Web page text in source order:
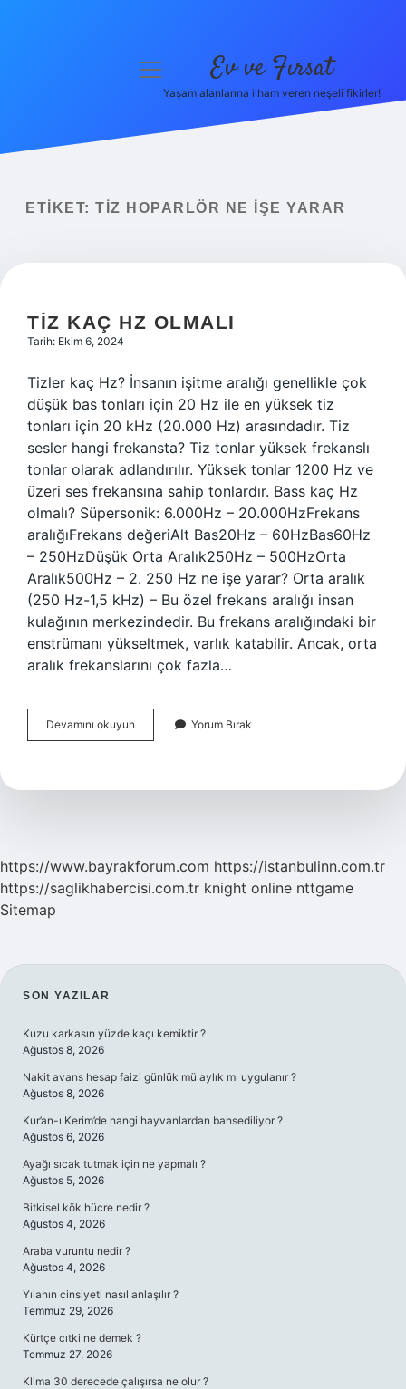
Yasal Uyarı
menüyü
Ev ve Fırsat
Yaşam alanlarına ilham veren neşeli fikirler!
ETIKET: TIZ HOPARLÖR NE IŞE YARAR
TIZ KAÇ HZ OLMALI
Tarih: Ekim 6, 2024
Tizler kaç Hz? İnsanın işitme aralığı genellikle çok
düşük bas tonları için 20 Hz ile en yüksek tiz
tonları için 20 kHz (20.000 Hz) arasındadır. Tiz
sesler hangi frekansta? Tiz tonlar yüksek frekanslı
tonlar olarak adlandırılır. Yüksek tonlar 1200 Hz ve
üzeri ses frekansına sahip tonlardır. Bass kaç Hz
olmalı? Süpersonik: 6.000Hz – 20.000HzFrekans
aralığıFrekans değeriAlt Bas20Hz – 60HzBas60Hz
– 250HzDüşük Orta Aralık250Hz – 500HzOrta
Aralık500Hz – 2. 250 Hz ne işe yarar? Orta aralık
(250 Hz-1,5 kHz) – Bu özel frekans aralığı insan
kulağının merkezindedir. Bu frekans aralığındaki bir
enstrümanı yükseltmek, varlık katabilir. Ancak, orta
aralık frekanslarını çok fazla…
Devamını okuyun
Kaç
Yorum Bırak
https://www.bayrakforum.com https://istanbulinn.com.tr
https://saglikhabercisi.com.tr knight online nttgame
Sitemap
SIDEBAR
SON YAZILAR
Kuzu karkasın yüzde kaçı kemiktir ?
Ağustos 8, 2026
Nakit avans hesap faizi günlük mü aylık mı uygulanır ?
Ağustos 8, 2026
Kur’an-ı Kerim’de hangi hayvanlardan bahsediliyor ?
Ağustos 6, 2026
Ayağı sıcak tutmak için ne yapmalı ?
Ağustos 5, 2026
Bitkisel kök hücre nedir ?
Ağustos 4, 2026
Araba vuruntu nedir ?
Ağustos 4, 2026
Yılanın cinsiyeti nasıl anlaşılır ?
Temmuz 29, 2026
Kürtçe cıtki ne demek ?
Temmuz 27, 2026
Klima 30 derecede çalışırsa ne olur ?